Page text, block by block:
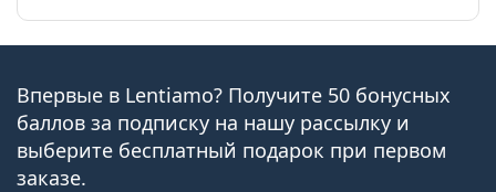
Впервые в Lentiamo? Получите 50 бонусных
баллов за подписку на нашу рассылку и
выберите бесплатный подарок при первом
заказе.